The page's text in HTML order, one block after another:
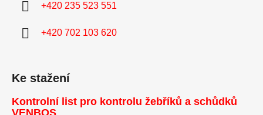
+420 235 523 551
+420 702 103 620
Ke stažení
Kontrolní list pro kontrolu žebříků a schůdků